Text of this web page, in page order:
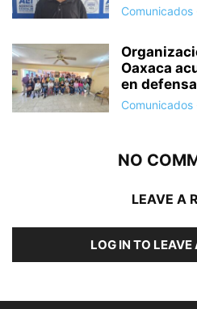
Comunicados
Oaxaca
en
Comunicados
NO
LEAVE A
LOG IN TO